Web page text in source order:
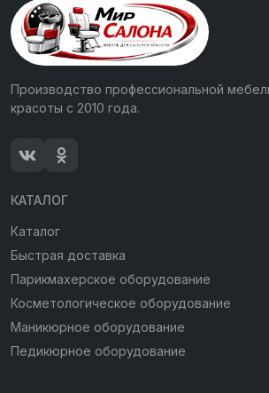
Производство профессиональной
красоты с 2010 года.
КАТАЛОГ
Каталог
Быстрая доставка
Парикмахерское оборудование
Косметологическое оборудование
Маникюрное оборудование
Педикюрное оборудование